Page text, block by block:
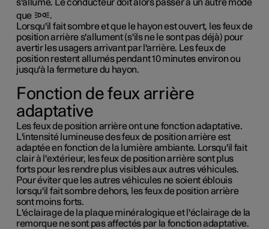
s'allume. Le conducteur doit alors passer à un autre mode
que
.
Lorsqu'il fait sombre et que le hayon est ouvert, les feux de
position arrière s'allument (s'ils ne le sont pas déjà) pour
avertir les usagers arrivant par l'arrière. Les feux de
position restent allumés pendant10 minutesenviron ou
jusqu'à la fermeture du hayon.
Fonction de feux arrière
adaptative
Les feux de position arrière ont une fonction adaptative.
L'intensité lumineuse des feux de position arrière est
adaptée en fonction de la lumière ambiante. Lorsqu'il fait
clair à l'extérieur, les feux de position arrière sont plus
forts pour les rendre plus visibles aux autres véhicules.
Pour éviter que les autres véhicules ne soient éblouis
lorsqu'il fait sombre dehors, les feux de position arrière
sont moins forts.
L'éclairage de la plaque minéralogique et l'éclairage de la
remorque ne sont pas affectés par la fonction adaptative.